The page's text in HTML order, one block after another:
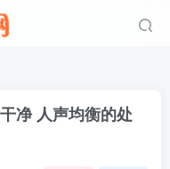
净 人声均衡的处